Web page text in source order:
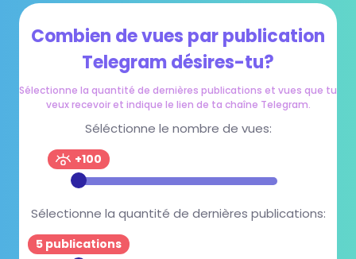
Combien de vues par publication
Telegram désires-tu?
Sélectionne la quantité de dernières publications et vues que tu
veux recevoir et indique le lien de ta chaîne Telegram.
Séléctionne le nombre de vues:
+100
Sélectionne la quantité de dernières publications:
5 publications